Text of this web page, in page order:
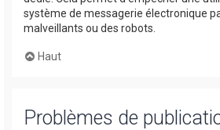
système de messagerie électronique
malveillants ou des robots.
Haut
Problèmes de